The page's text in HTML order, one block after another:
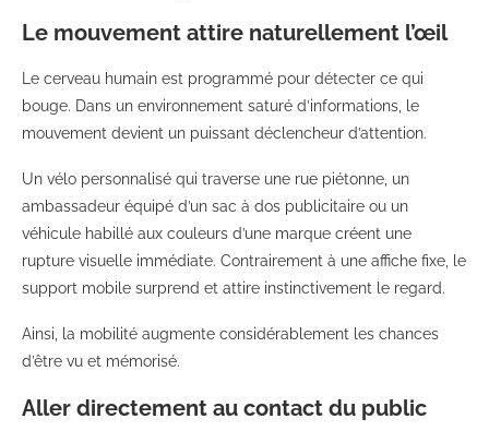
Le mouvement attire naturellement l’œil
Le cerveau humain est programmé pour détecter ce qui
bouge. Dans un environnement saturé d’informations, le
mouvement devient un puissant déclencheur d’attention.
Un vélo personnalisé qui traverse une rue piétonne, un
ambassadeur équipé d’un sac à dos publicitaire ou un
véhicule habillé aux couleurs d’une marque créent une
rupture visuelle immédiate. Contrairement à une affiche fixe, le
support mobile surprend et attire instinctivement le regard.
Ainsi, la mobilité augmente considérablement les chances
d’être vu et mémorisé.
Aller directement au contact du public